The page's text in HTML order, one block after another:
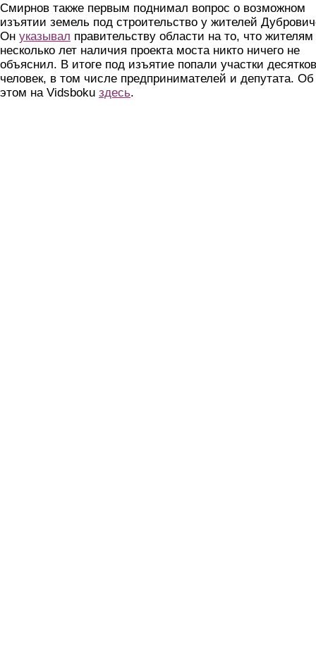
Смирнов также первым поднимал вопрос о возможном
изъятии земель под строительство у жителей
Он указывал правительству области на то, что жителям
несколько лет наличия проекта моста никто ничего не
объяснил. В итоге под изъятие попали участки десятков
человек, в том числе предпринимателей и депутата. Об
этом на Vidsboku здесь.